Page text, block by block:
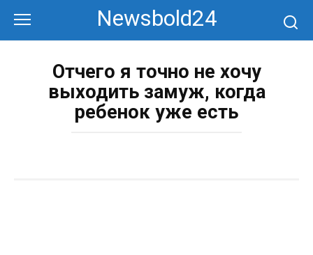
контенту
Newsbold24
Отчего я точно не хочу
выходить замуж, когда
ребенок уже есть